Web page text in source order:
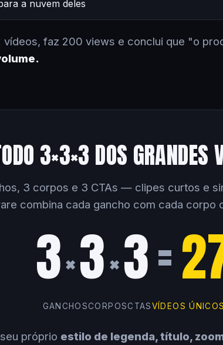
a nuvem deles
vídeos, faz 200 views e conclui que "o
3×3×3 DOS GRANDES
3 corpos e 3 CTAs — clipes curtos e
combina cada gancho com cada corpo
3×3×3=
GANCHOSCORPOSCTASVÍDEOS ÚNICOS
próprio estilo de legenda, título,